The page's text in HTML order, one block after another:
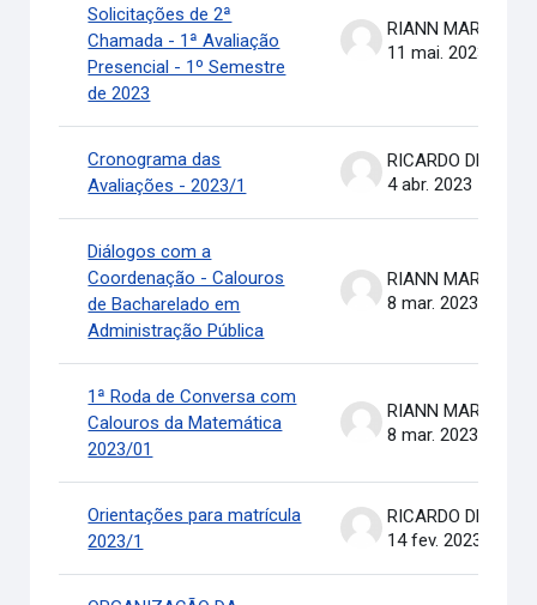
Solicitações de 2ª
Chamada - 1ª Avaliação
Presencial - 1º Semestre
de 2023
11 mai. 2023
Cronograma das
Avaliações - 2023/1
4 abr. 2023
Diálogos com a
Coordenação - Calouros
de Bacharelado em
Administração Pública
8 mar. 2023
1ª Roda de Conversa com
Calouros da Matemática
2023/01
8 mar. 2023
Orientações para matrícula
2023/1
14 fev. 2023